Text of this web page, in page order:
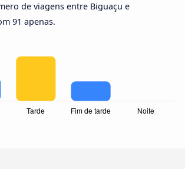
de viagens entre Biguaçu e
91 apenas.